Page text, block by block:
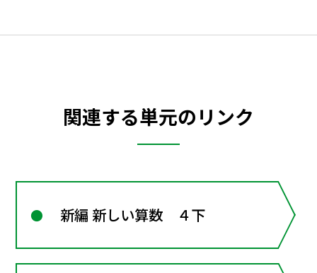
関連する単元のリンク
新編 新しい算数 ４下